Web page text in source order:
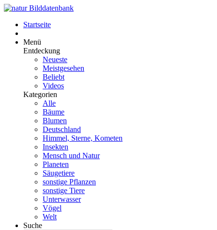
Startseite
Menü
Entdeckung
Neueste
Meistgesehen
Beliebt
Videos
Kategorien
Alle
Bäume
Blumen
Deutschland
Himmel, Sterne, Kometen
Insekten
Mensch und Natur
Planeten
Säugetiere
sonstige Pflanzen
sonstige Tiere
Unterwasser
Vögel
Welt
Suche